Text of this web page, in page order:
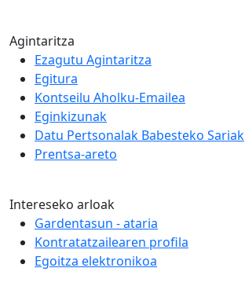
Agintaritza
Ezagutu Agintaritza
Egitura
Kontseilu Aholku-Emailea
Eginkizunak
Datu Pertsonalak Babesteko Sariak
Prentsa-areto
Intereseko arloak
Gardentasun - ataria
Kontratatzailearen profila
Egoitza elektronikoa